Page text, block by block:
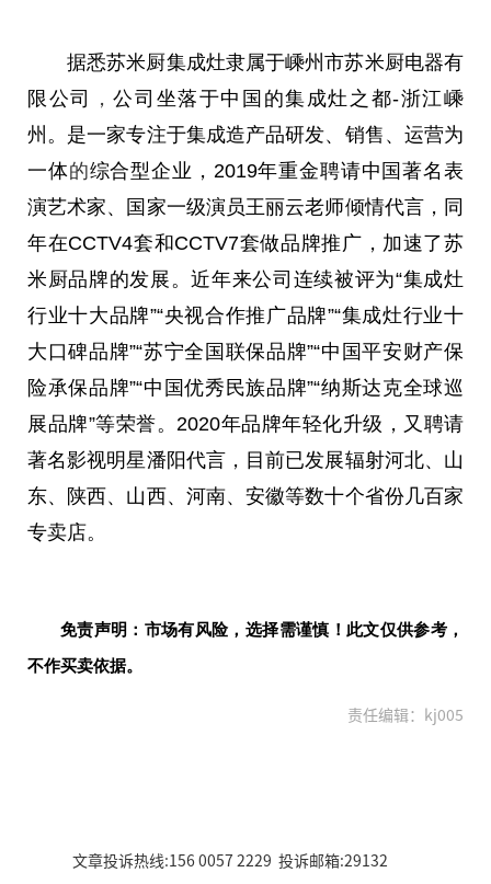
据悉苏米厨集成灶隶属于嵊州市苏米厨电器有
限公司
，公司坐落于中国 的集成灶之都-浙江嵊
州。是一家专注于集成造产品研发、销售、运营为
一体的综合型企业，2019年重金聘请中国著名表
演艺术家、 国家一级演员王丽云老师倾情代言，同
年在CCTV4套和CCTV7套做品牌推广，加速了苏
米厨品牌的发展。近年来公司连续被评为“集成灶
行业十大品牌”“央视合作推广品牌”“集成灶行业十
大口碑品牌”“苏宁全国联保品牌”“中国平安财产保
险承保品牌”“中国优秀民族品牌”“纳斯达克全球巡
展品牌”等荣誉。2020年品牌年轻化升级，又聘请
著名影视明星潘阳代言，目前已发展辐射河北、山
东、陕西、山西、河南、安徽等数十个省份几百家
专卖店。
免责声明：市场有风险，选择需谨慎！此文仅供参考，
不作买卖依据。
责任编辑：kj005
文章投诉热线:156 0057 2229 投诉邮箱:29132